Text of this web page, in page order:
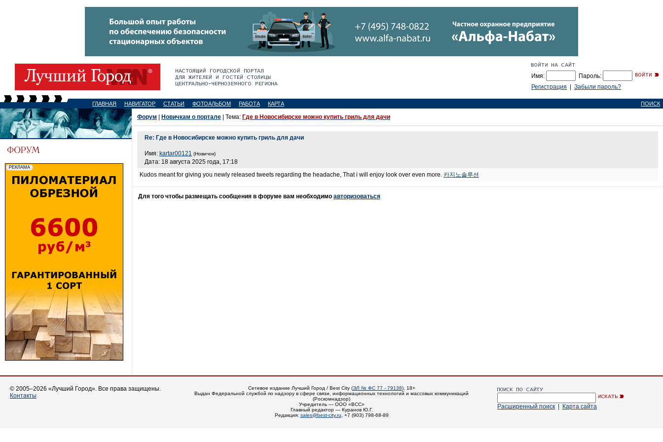
Имя:
Пароль:
Регистрация
Забыли пароль?
ГЛАВНАЯ НАВИГАТОР СТАТЬИ ФОТОАЛЬБОМ РАБОТА КАРТА ПОИСК
Форум Новичкам о портале | Тема: Где в Новосибирске можно купить гриль для дачи
Re: Где в Новосибирске можно купить гриль для дачи
Имя: kartar00121 (Новичок)
Дата: 18 августа 2025 года, 17:18
Kudos meant for giving you newly released tweets regarding the headache, That i will enjoy look over even more. 카지노솔루션
Для того чтобы размещать сообщения в форуме вам необходимо авторизоваться
© 2005–2026 «Лучший Город». Все права защищены.
Контакты
Сетевое издание Лучший Город / Best City (ЭЛ № ФС 77 - 79138), 18+
Выдан Федеральной службой по надзору в сфере связи, информационных технологий и массовых коммуникаций
(Роскомнадзор)
Учредитель — ООО «ВСС»
Главный редактор — Куранов Ю.Г.
Редакция: sales@best-city.ru , +7 (903) 798-68-89
Расширенный поиск Карта сайта